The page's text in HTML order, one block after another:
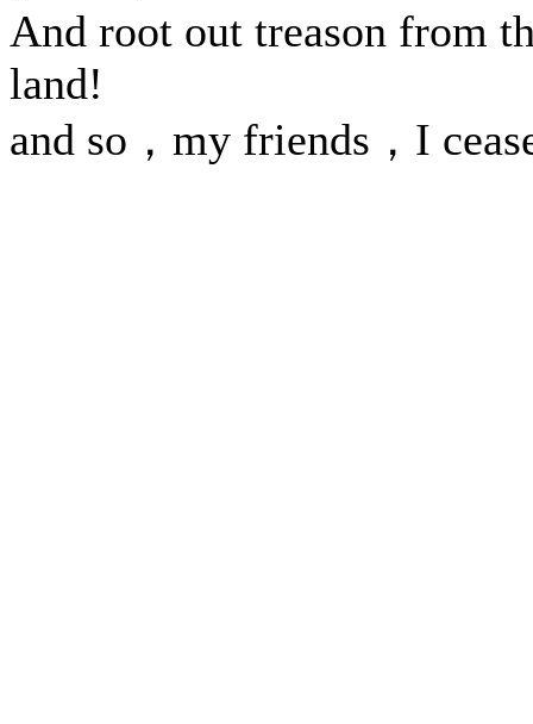
And root out treason from
land!
and so，my friends，I